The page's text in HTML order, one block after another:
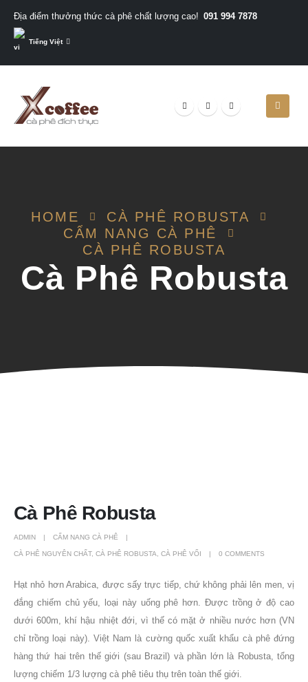
Địa điểm thưởng thức cà phê chất lượng cao! 091 994 7878
Tiếng Việt
HOME
CÀ PHÊ ROBUSTA
CẨM NANG CÀ PHÊ
CÀ PHÊ ROBUSTA
Cà Phê Robusta
Cà Phê Robusta
ADMIN CẨM NANG CÀ PHÊ
CÀ PHÊ NGUYÊN CHẤT, CÀ PHÊ ROBUSTA, CÀ PHÊ VỐI 0 COMMENTS
Hạt nhỏ hơn Arabica, được sấy trực tiếp, chứ không phải lên men, vị
đắng chiếm chủ yếu, loại này uống phê hơn. Được trồng ở độ cao
dưới 600m, khí hậu nhiệt đới, vì thế có mặt ở nhiều nước hơn (VN
chỉ trồng loại này). Việt Nam là cường quốc xuất khẩu cà phê đứng
hàng thứ hai trên thế giới (sau Brazil) và phần lớn là Robusta, tổng
lượng chiếm 1/3 lượng cà phê tiêu thụ trên toàn thế giới.